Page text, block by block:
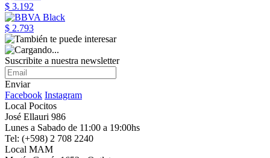
$ 3.192
$ 2.793
Suscribite a nuestra newsletter
Enviar
Facebook Instagram
Local Pocitos
José Ellauri 986
Lunes a Sabado de 11:00 a 19:00hs
Tel: (+598) 2 708 2240
Local MAM